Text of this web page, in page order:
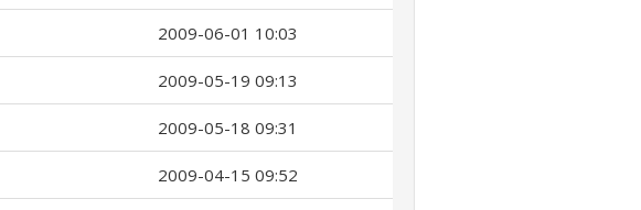
2009-06-01 10:03
2009-05-19 09:13
2009-05-18 09:31
2009-04-15 09:52